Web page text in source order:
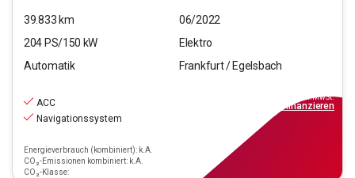
39.833 km
06/2022
204 PS/150 kW
Elektro
Automatik
Frankfurt / Egelsbach
ACC
Navigationssystem
Energieverbrauch (kombiniert): k.A.
CO₂-Emissionen kombiniert: k.A.
CO₂-Klasse:
inkl.MwSt.
finanzieren